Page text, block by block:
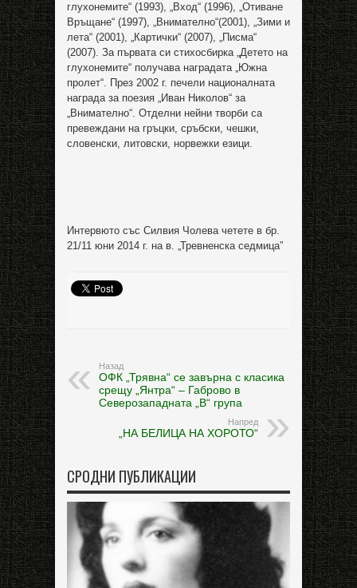
глухонемите“ (1993), „Вход“ (1996), „Отиване
Връщане“ (1997), „Внимателно“(2001), „Зими и
лета“ (2001), „Картички“ (2007), „Писма“
(2007). За първата си стихосбирка „Детето на
глухонемите“ получава наградата „Южна
пролет“. През 2002 г. печели националната
награда за поезия „Иван Николов“ за
„Внимателно“. Отделни нейни творби са
превеждани на гръцки, сръбски, чешки,
словенски, литовски, норвежки езици.
Интервюто със Силвия Чолева четете в бр.
21/11 юни 2014 г. на в. „Тревненска седмица”
Назад
ОФК „Трявна“ се завърна с класика
срещу „Янтра“ – Габрово в
Северозападната „В“ група
Напред
„НА БЕЛИЦА НА ХОРОТО“
СРОДНИ ПУБЛИКАЦИИ